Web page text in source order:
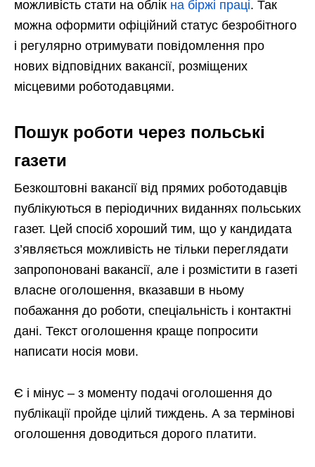
можливість стати на облік на біржі праці. Так
можна оформити офіційний статус безробітного
і регулярно отримувати повідомлення про
нових відповідних вакансії, розміщених
місцевими роботодавцями.
Пошук роботи через польські
газети
Безкоштовні вакансії від прямих роботодавців
публікуються в періодичних виданнях польських
газет. Цей спосіб хороший тим, що у кандидата
з’являється можливість не тільки переглядати
запропоновані вакансії, але і розмістити в газеті
власне оголошення, вказавши в ньому
побажання до роботи, спеціальність і контактні
дані. Текст оголошення краще попросити
написати носія мови.
Є і мінус – з моменту подачі оголошення до
публікації пройде цілий тиждень. А за термінові
оголошення доводиться дорого платити.